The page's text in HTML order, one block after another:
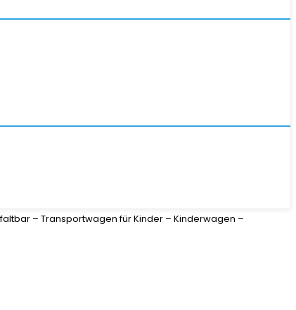
– Transportwagen für Kinder – Kinderwagen –